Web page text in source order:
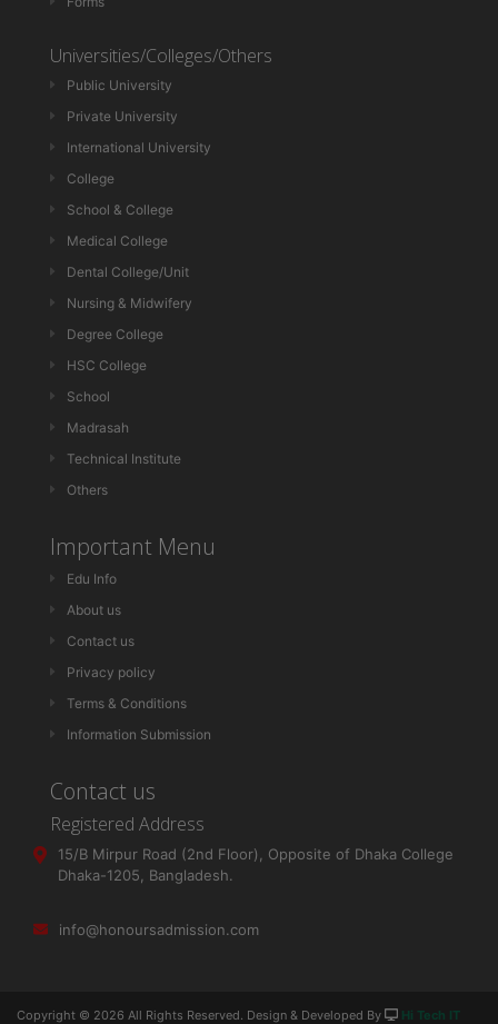
Universities/Colleges/Others
Public University
Private University
International University
College
School & College
Medical College
Dental College/Unit
Nursing & Midwifery
Degree College
HSC College
School
Madrasah
Technical Institute
Others
Important Menu
Edu Info
About us
Contact us
Privacy policy
Terms & Conditions
Information Submission
Contact us
Registered Address
15/B Mirpur Road (2nd Floor), Opposite of Dhaka College
Dhaka-1205, Bangladesh.
info@honoursadmission.com
Copyright © 2026 All Rights Reserved. Design & Developed By Hi Tech IT